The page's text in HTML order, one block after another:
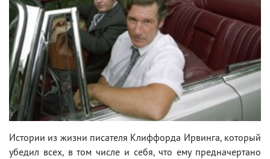
Истории из жизни писателя Клиффорда Ирвинга, который
убедил всех, в том числе и себя, что ему предначертано